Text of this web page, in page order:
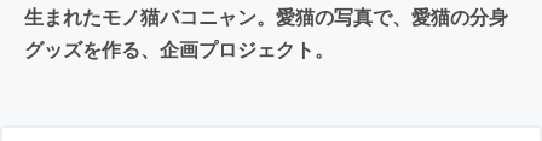
生まれたモノ猫バコニャン。愛猫の写真で、愛猫の分身
グッズを作る、企画プロジェクト。